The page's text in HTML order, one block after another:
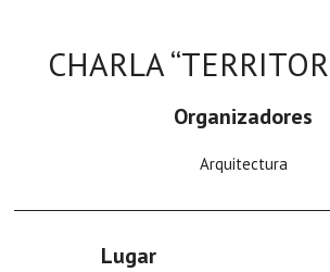
CHARLA
Organizadores
Arquitectura
Lugar